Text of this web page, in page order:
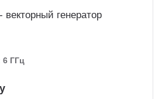
генератор
6 ГГц